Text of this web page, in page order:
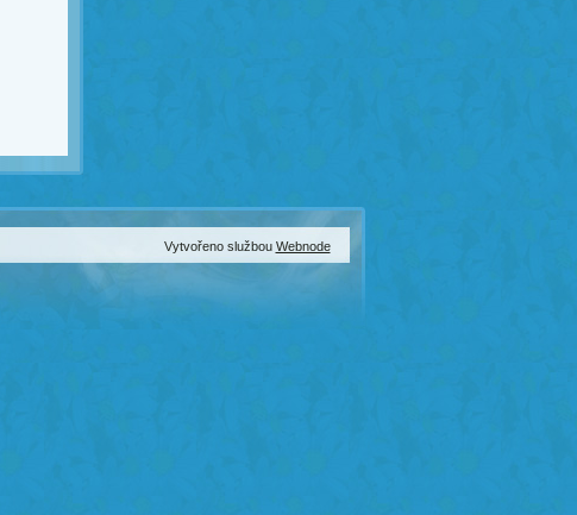
Vytvořeno službou Webnode